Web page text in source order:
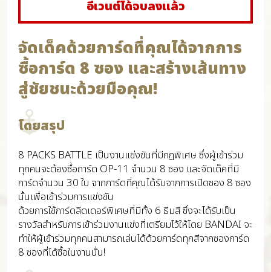
อีเวนต์ได้จบลงแล้ว
จัดเด็คด้วยการ์ดที่คุณได้จากการ
ซื้อการ์ด 8 ซอง และสร้างเส้นทาง
สู่ชัยชนะด้วยมือคุณ!
โดยสรุป
8 PACKS BATTLE เป็นงานแข่งขันที่มีกฎพิเศษ ซึ่งผู้เข้าร่วม
ทุกคนจะต้องซื้อการ์ด OP-11 จำนวน 8 ซอง และจัดเด็คที่มี
การ์ดจำนวน 30 ใบ จากการ์ดที่คุณได้รับจากการเปิดซอง 8 ซอง
นั้นเพื่อเข้าร่วมการแข่งขัน
ด้วยการใช้การ์ดลีดเดอร์พิเศษที่มีทั้ง 6 ธีมสี ซึ่งจะได้รับเป็น
รางวัลสำหรับการเข้าร่วมงานแข่งที่เตรียมไว้ให้โดย BANDAI จะ
ทำให้ผู้เข้าร่วมทุกคนสามารถเล่นได้ด้วยการ์ดทุกสีจากซองการ์ด
8 ซองที่ได้ซื้อในงานนั้น!